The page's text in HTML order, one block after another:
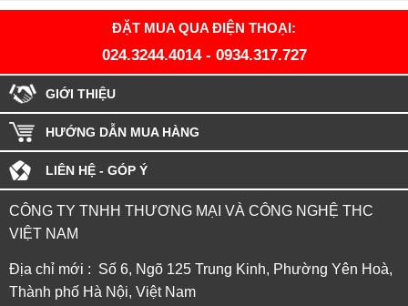
ĐẶT MUA QUA ĐIỆN THOẠI:
024.3244.4014- 0934.317.727
GIỚI THIỆU
HƯỚNG DẪN MUA HÀNG
LIÊN HỆ - GÓP Ý
CÔNG TY TNHH THƯƠNG MẠI VÀ CÔNG NGHỆ THC
VIỆT NAM
Địa chỉ mới : Số 6, Ngõ 125 Trung Kinh, Phường Yên Hoà,
Thành phố Hà Nội, Việt Nam